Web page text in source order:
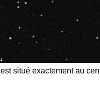
est situé exactement au